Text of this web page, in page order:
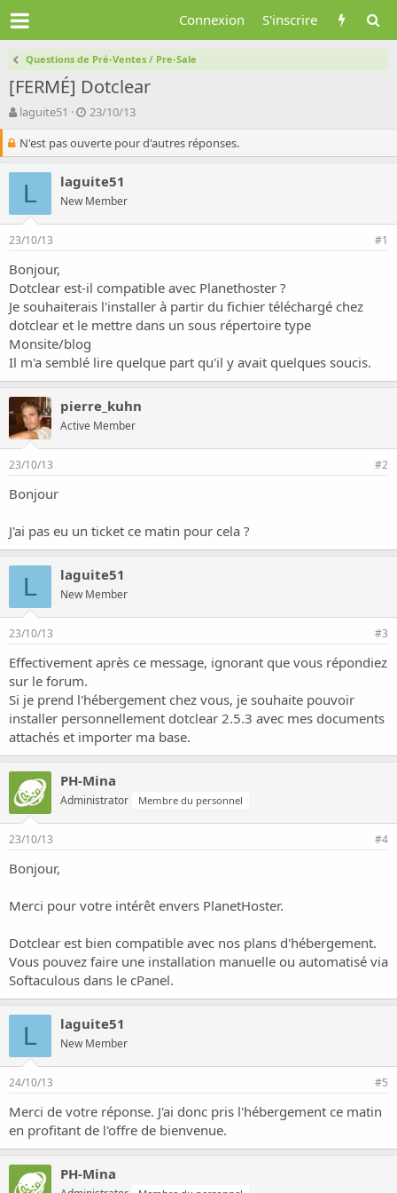
Connexion S'inscrire
Questions de Pré-Ventes / Pre-Sale
[FERMÉ] Dotclear
A
t
e
u
d
e
l
d
i
s
u
s
s
i
o
n
laguite51
D
t
e
d
e
d
é
23/10/13
N'est pas ouverte pour d'autres réponses.
L laguite51
New Member
23/10/13 #1
Bonjour,
Dotclear est-il compatible avec Planethoster ?
Je souhaiterais l'installer à partir du fichier téléchargé chez
dotclear et le mettre dans un sous répertoire type
Monsite/blog
Il m'a semblé lire quelque part qu'il y avait quelques soucis.
pierre_kuhn
Active Member
23/10/13 #2
Bonjour
J'ai pas eu un ticket ce matin pour cela ?
L laguite51
New Member
23/10/13 #3
Effectivement après ce message, ignorant que vous répondiez
sur le forum.
Si je prend l'hébergement chez vous, je souhaite pouvoir
installer personnellement dotclear 2.5.3 avec mes documents
attachés et importer ma base.
PH-Mina
Administrator Membre du personnel
23/10/13 #4
Bonjour,
Merci pour votre intérêt envers PlanetHoster.
Dotclear est bien compatible avec nos plans d'hébergement.
Vous pouvez faire une installation manuelle ou automatisé via
Softaculous dans le cPanel.
L laguite51
New Member
24/10/13 #5
Merci de votre réponse. J'ai donc pris l'hébergement ce matin
en profitant de l'offre de bienvenue.
PH-Mina